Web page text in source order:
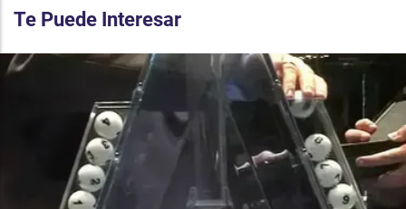
Te Puede Interesar